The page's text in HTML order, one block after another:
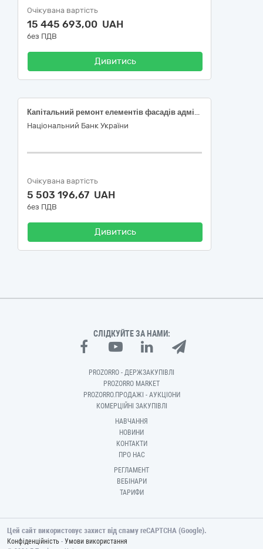
Очікувана вартість
15 445 693,00 UAH
без ПДВ
Дивитись
Капітальний ремонт елементів фасадів адміністративної будівлі (корпус 1) літ. А Національного банку України в м. Київ - 45450000-6
Національний Банк України
Очікувана вартість
5 503 196,67 UAH
без ПДВ
Дивитись
СЛІДКУЙТЕ ЗА НАМИ:
PROZORRO - ДЕРЖЗАКУПІВЛІ
PROZORRO MARKET
PROZORRO.ПРОДАЖІ - АУКЦІОНИ
КОМЕРЦІЙНІ ЗАКУПІВЛІ
НАВЧАННЯ
НОВИНИ
КОНТАКТИ
ПРО НАС
РЕГЛАМЕНТ
ВЕБІНАРИ
ТАРИФИ
Цей сайт використовує захист від спаму reCAPTCHA (Google).
Конфіденційність - Умови використання